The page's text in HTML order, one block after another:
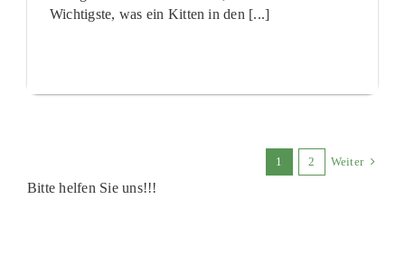
Wichtigste, was ein Kitten in den [...]
1 2 Weiter
Bitte helfen Sie uns!!!